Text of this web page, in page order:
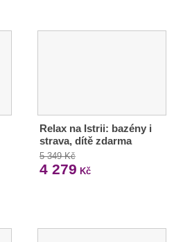
Relax na Istrii: bazény i
strava, dítě zdarma
5 349 Kč
4 279 Kč